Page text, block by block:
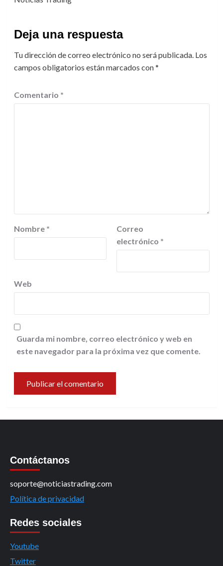
Deja una respuesta
Tu dirección de correo electrónico no será publicada. Los
campos obligatorios están marcados con*
Comentario *
Nombre *
Correo
electrónico *
Web
Guarda mi nombre, correo electrónico y web en
este navegador para la próxima vez que comente.
Contáctanos
soporte@noticiastrading.com
Política de privacidad
Redes sociales
Youtube
Twitter